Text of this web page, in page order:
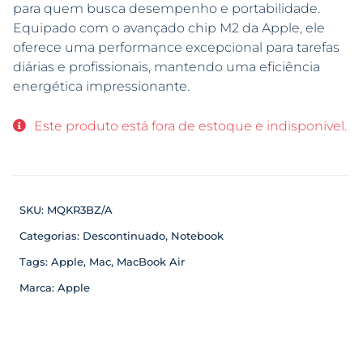
para quem busca desempenho e portabilidade.
Equipado com o avançado chip M2 da Apple, ele
oferece uma performance excepcional para tarefas
diárias e profissionais, mantendo uma eficiência
energética impressionante.
Este produto está fora de estoque e indisponível.
SKU: MQKR3BZ/A
Categorias: Descontinuado, Notebook
Tags: Apple, Mac, MacBook Air
Marca: Apple